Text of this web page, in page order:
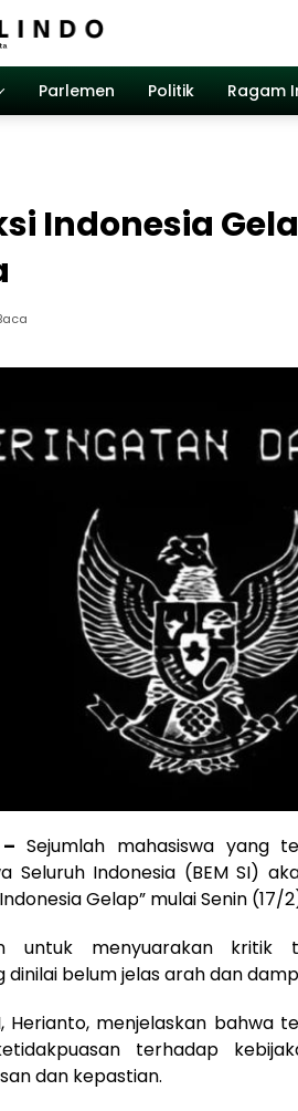
Parlemen Politik Ragam
Indonesia
Sejumlah mahasiswa yang
Seluruh Indonesia (BEM SI)
Gelap” mulai Senin (17/
untuk menyuarakan kritik
belum jelas arah dan
Herianto, menjelaskan bahwa
terhadap
dan kepastian.